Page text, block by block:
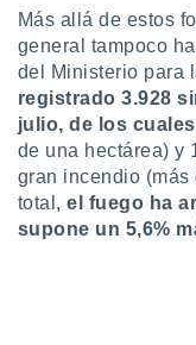
1199
Más allá de estos
general tampoco
del Ministerio para
registrado 3.928
julio, de los
de una hectárea) y
gran incendio (más
total,el fuego ha
supone un 5,6%